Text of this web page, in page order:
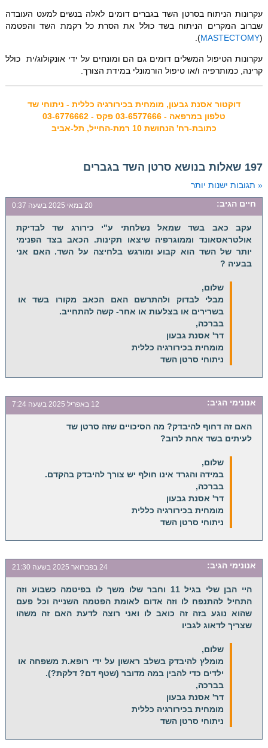
עקרונות הניתוח בסרטן השד בגברים דומים לאלה בנשים למעט העובדה
שברוב המקרים הניתוח בשד כולל את הסרת כל רקמת השד והפטמה
(
MASTECTOMY
).
עקרונות הטיפול המשלים דומים גם הם ומונחים על ידי אונקולוג/ית כולל
קרינה, כמותרפיה ו/או טיפול הורמונלי במידת הצורך.
דוקטור אסנת גבעון, מומחית בכירורגיה כללית - ניתוחי שד
טלפון במרפאה - 03-6577666 פקס - 03-6776662
כתובת-רח' הנחושת 10 רמת-החייל, תל-אביב
197 שאלות בנושא סרטן השד בגברים
« תגובות ישנות יותר
חיים הגיב: 20 במאי 2025 בשעה 0:37
עקב כאב בשד שמאל נשלחתי ע"י כירורג שד לבדיקת
אולטראסאונד וממוגרפיה שיצאו תקינות. הכאב בצד הפנימי
יותר של השד הוא קבוע ומורגש בלחיצה על השד. האם אני
בבעיה ?
שלום,
מבלי לבדוק ולהתרשם האם הכאב מקורו בשד או
בשרירים או בצלעות או אחר- קשה להתחייב.
בברכה,
דר' אסנת גבעון
מומחית בכירורגיה כללית
ניתוחי סרטן השד
אנונימי הגיב: 12 באפריל 2025 בשעה 7:24
האם זה דחוף להיבדק? מה הסיכויים שזה סרטן שד
לעיתים בשד אחת לרוב?
שלום,
במידה והגרד אינו חולף יש צורך להיבדק בהקדם.
בברכה,
דר' אסנת גבעון
מומחית בכירורגיה כללית
ניתוחי סרטן השד
אנונימי הגיב: 24 בפברואר 2025 בשעה 21:30
היי הבן שלי בגיל 11 וחבר שלו משך לו בפיטמה כשבוע וזה
התחיל להתנפח לו וזה אדום לאומת הפטמה השנייה וכל פעם
שהוא נוגע בזה זה כואב לו ואני רוצה לדעת האם זה משהו
שצריך לדאוג לגביו
שלום,
מומלץ להיבדק בשלב ראשון על ידי רופא.ת משפחה או
ילדים כדי להבין במה מדובר (שטף דם? דלקת?).
בברכה,
דר' אסנת גבעון
מומחית בכירורגיה כללית
ניתוחי סרטן השד